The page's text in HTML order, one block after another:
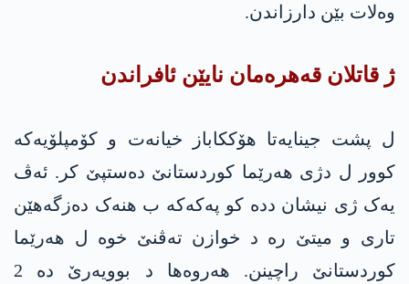
وەلات بێن دارزاندن.
ژ قاتلان قەهرەمان نایێن ئافراندن
ل پشت جینایەتا هۆککاباز خیانەت و کۆمپلۆیەکە
کوور ل دژی هەرێما کوردستانێ دەستپێ کر. ئەڤ
یەک ژی نیشان ددە کو په‌كه‌كە ب هنەک دەزگەهێن
تاری و میتێ رە د خوازن تەڤنێ خوە ل هەرێما
کوردستانێ راچینن. هەروه‌ها د بوویەرێ دە 2